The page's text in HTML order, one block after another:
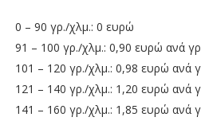
0 – 90 γρ./χλμ.: 0 ευρώ
91 – 100 γρ./χλμ.: 0,90 ευρώ ανά
101 – 120 γρ./χλμ.: 0,98 ευρώ ανά
121 – 140 γρ./χλμ.: 1,20 ευρώ ανά
141 – 160 γρ./χλμ.: 1,85 ευρώ ανά